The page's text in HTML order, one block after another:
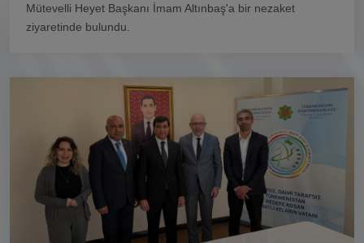
Mütevelli Heyet Başkanı İmam Altınbaş'a bir nezaket
ziyaretinde bulundu.